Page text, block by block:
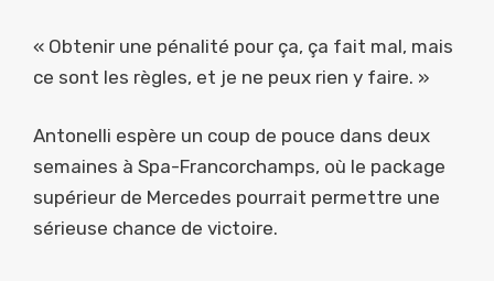
« Obtenir une pénalité pour ça, ça fait mal, mais
ce sont les règles, et je ne peux rien y faire. »
Antonelli espère un coup de pouce dans deux
semaines à Spa-Francorchamps, où le package
supérieur de Mercedes pourrait permettre une
sérieuse chance de victoire.